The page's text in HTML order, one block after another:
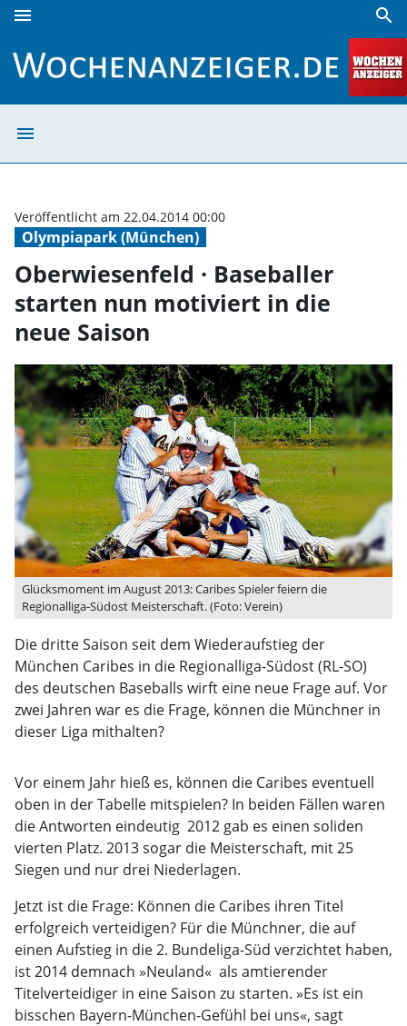
menu search
menu
Olympiapark (München)
Veröffentlicht am 22.04.2014 00:00
Oberwiesenfeld · Baseballer
starten nun motiviert in die
neue Saison
Glücksmoment im August 2013: Caribes Spieler feiern die
Regionalliga-Südost Meisterschaft. (Foto: Verein)
Die dritte Saison seit dem Wiederaufstieg der
München Caribes in die Regionalliga-Südost (RL-SO)
des deutschen Baseballs wirft eine neue Frage auf. Vor
zwei Jahren war es die Frage, können die Münchner in
dieser Liga mithalten?
Vor einem Jahr hieß es, können die Caribes eventuell
oben in der Tabelle mitspielen? In beiden Fällen waren
die Antworten eindeutig  2012 gab es einen soliden
vierten Platz. 2013 sogar die Meisterschaft, mit 25
Siegen und nur drei Niederlagen.
Jetzt ist die Frage: Können die Caribes ihren Titel
erfolgreich verteidigen? Für die Münchner, die auf
einen Aufstieg in die 2. Bundeliga-Süd verzichtet haben,
ist 2014 demnach »Neuland«  als amtierender
Titelverteidiger in eine Saison zu starten. »Es ist ein
bisschen Bayern-München-Gefühl bei uns«, sagt